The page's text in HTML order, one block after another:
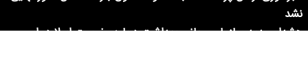
نشد
هشدار جدید سازمان جهانی بهداشت درباره وضعیت ابولا در این